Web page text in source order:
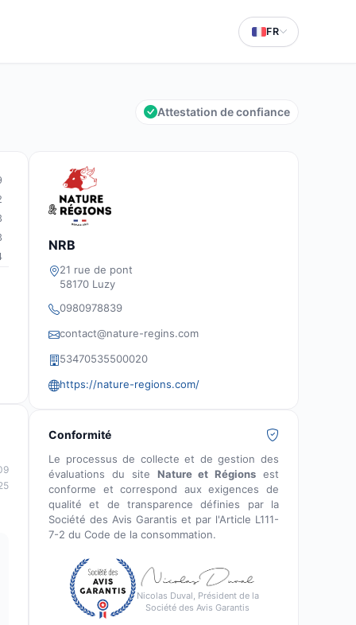
FR
Attestation de confiance
NRB
21 rue de pont
58170 Luzy
0980978839
contact@nature-regins.com
53470535500020
https://nature-regions.com/
Conformité
Le processus de collecte et de gestion des
évaluations du site Nature et Régions est
conforme et correspond aux exigences de
qualité et de transparence définies par la
Société des Avis Garantis et par l'Article L111-
7-2 du Code de la consommation.
Nicolas Duval, Président de la
Société des Avis Garantis